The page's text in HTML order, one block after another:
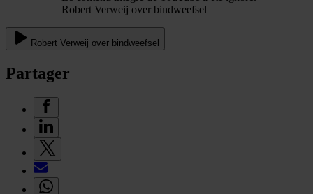
Robert Verweij over bindweefsel
Robert Verweij over bindweefsel
Partager